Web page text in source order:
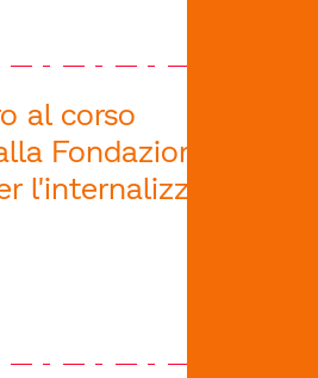
al corso
Fondazione
l'internalizzazione